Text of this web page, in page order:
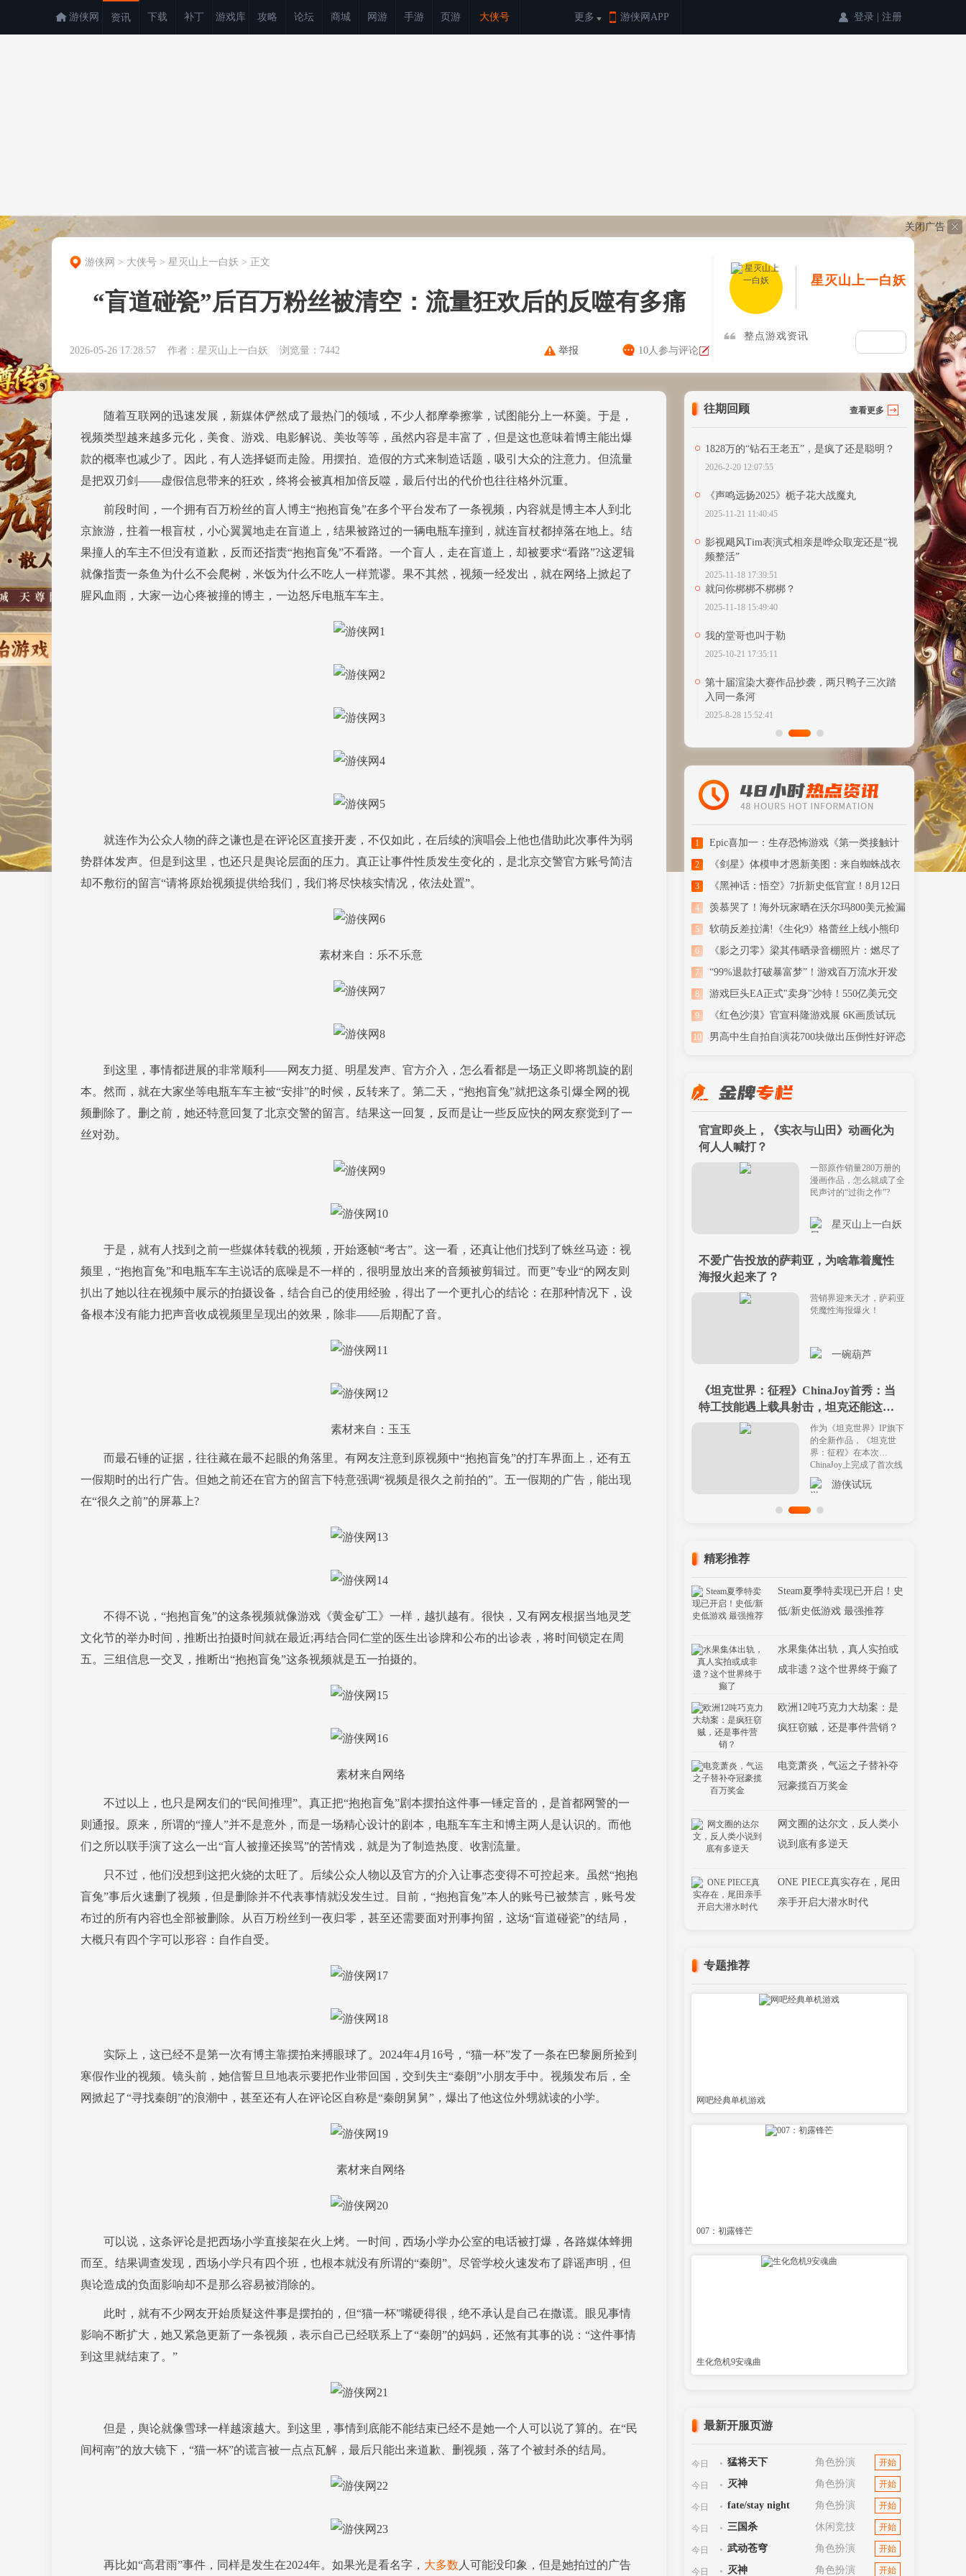
关闭广告
游侠网 资讯 下载 补丁 游戏库 攻略 论坛 商城 网游 手游 页游 大侠号 更多 游侠网APP 登录 | 注册
游侠网 > 大侠号 > 星灭山上一白妖 > 正文
“盲道碰瓷”后百万粉丝被清空：流量狂欢后的反噬有多痛
2026-05-26 17:28:57 作者：星灭山上一白妖 浏览量： 7442 10人参与评论
举报
星灭山上一白妖
整点游戏资讯
随着互联网的迅速发展，新媒体俨然成了最热门的领域，不少人都摩拳擦掌，试图能分上一杯羹。于是，
视频类型越来越多元化，美食、游戏、电影解说、美妆等等，虽然内容是丰富了，但是这也意味着博主能出爆
款的概率也减少了。因此，有人选择铤而走险。用摆拍、造假的方式来制造话题，吸引大众的注意力。但流量
是把双刃剑——虚假信息带来的狂欢，终将会被真相加倍反噬，最后付出的代价也往往格外沉重。
前段时间，一个拥有百万粉丝的盲人博主“抱抱盲兔”在多个平台发布了一条视频，内容就是博主本人到北
京旅游，拄着一根盲杖，小心翼翼地走在盲道上，结果被路过的一辆电瓶车撞到，就连盲杖都掉落在地上。结
果撞人的车主不但没有道歉，反而还指责“抱抱盲兔”不看路。一个盲人，走在盲道上，却被要求“看路”?这逻辑
就像指责一条鱼为什么不会爬树，米饭为什么不吃人一样荒谬。果不其然，视频一经发出，就在网络上掀起了
腥风血雨，大家一边心疼被撞的博主，一边怒斥电瓶车车主。
就连作为公众人物的薛之谦也是在评论区直接开麦，不仅如此，在后续的演唱会上他也借助此次事件为弱
势群体发声。但是到这里，也还只是舆论层面的压力。真正让事件性质发生变化的，是北京交警官方账号简洁
却不敷衍的留言“请将原始视频提供给我们，我们将尽快核实情况，依法处置”。
素材来自：乐不乐意
到这里，事情都进展的非常顺利——网友力挺、明星发声、官方介入，怎么看都是一场正义即将凯旋的剧
本。然而，就在大家坐等电瓶车车主被“安排”的时候，反转来了。第二天，“抱抱盲兔”就把这条引爆全网的视
频删除了。删之前，她还特意回复了北京交警的留言。结果这一回复，反而是让一些反应快的网友察觉到了一
丝对劲。
于是，就有人找到之前一些媒体转载的视频，开始逐帧“考古”。这一看，还真让他们找到了蛛丝马迹：视
频里，“抱抱盲兔”和电瓶车车主说话的底噪是不一样的，很明显放出来的音频被剪辑过。而更”专业“的网友则
扒出了她以往在视频中展示的拍摄设备，结合自己的使用经验，得出了一个更扎心的结论：在那种情况下，设
备根本没有能力把声音收成视频里呈现出的效果，除非——后期配了音。
素材来自：玉玉
而最石锤的证据，往往藏在最不起眼的角落里。有网友注意到原视频中“抱抱盲兔”的打车界面上，还有五
一假期时的出行广告。但她之前还在官方的留言下特意强调“视频是很久之前拍的”。五一假期的广告，能出现
在“很久之前”的屏幕上?
不得不说，“抱抱盲兔”的这条视频就像游戏《黄金矿工》一样，越扒越有。很快，又有网友根据当地灵芝
文化节的举办时间，推断出拍摄时间就在最近;再结合同仁堂的医生出诊牌和公布的出诊表，将时间锁定在周
五。三组信息一交叉，推断出“抱抱盲兔”这条视频就是五一拍摄的。
素材来自网络
不过以上，也只是网友们的“民间推理”。真正把“抱抱盲兔”剧本摆拍这件事一锤定音的，是首都网警的一
则通报。原来，所谓的“撞人”并不是意外，而是一场精心设计的剧本，电瓶车车主和博主两人是认识的。而他
们之所以联手演了这么一出“盲人被撞还挨骂”的苦情戏，就是为了制造热度、收割流量。
只不过，他们没想到这把火烧的太旺了。后续公众人物以及官方的介入让事态变得不可控起来。虽然“抱抱
盲兔”事后火速删了视频，但是删除并不代表事情就没发生过。目前，“抱抱盲兔”本人的账号已被禁言，账号发
布过的所有内容也全部被删除。从百万粉丝到一夜归零，甚至还需要面对刑事拘留，这场“盲道碰瓷”的结局，
大概只有四个字可以形容：自作自受。
实际上，这已经不是第一次有博主靠摆拍来搏眼球了。2024年4月16号，“猫一杯”发了一条在巴黎厕所捡到
寒假作业的视频。镜头前，她信誓旦旦地表示要把作业带回国，交到失主“秦朗”小朋友手中。视频发布后，全
网掀起了“寻找秦朗”的浪潮中，甚至还有人在评论区自称是“秦朗舅舅”，爆出了他这位外甥就读的小学。
素材来自网络
可以说，这条评论是把西场小学直接架在火上烤。一时间，西场小学办公室的电话被打爆，各路媒体蜂拥
而至。结果调查发现，西场小学只有四个班，也根本就没有所谓的“秦朗”。尽管学校火速发布了辟谣声明，但
舆论造成的负面影响却不是那么容易被消除的。
此时，就有不少网友开始质疑这件事是摆拍的，但“猫一杯”嘴硬得很，绝不承认是自己在撒谎。眼见事情
影响不断扩大，她又紧急更新了一条视频，表示自己已经联系上了“秦朗”的妈妈，还煞有其事的说：“这件事情
到这里就结束了。”
但是，舆论就像雪球一样越滚越大。到这里，事情到底能不能结束已经不是她一个人可以说了算的。在“民
间柯南”的放大镜下，“猫一杯”的谎言被一点点瓦解，最后只能出来道歉、删视频，落了个被封杀的结局。
再比如“高君雨”事件，同样是发生在2024年。如果光是看名字， 大多数 人可能没印象，但是她拍过的广告
往期回顾 查看更多
1828万的“钻石王老五”，是疯了还是聪明？
2026-2-20 12:07:55
《声鸣远扬2025》栀子花大战魔丸
2025-11-21 11:40:45
影视飓风Tim表演式相亲是哗众取宠还是“视
频整活”
2025-11-18 17:39:51
就问你梆梆不梆梆？
2025-11-18 15:49:40
我的堂哥也叫于勒
2025-10-21 17:35:11
第十届渲染大赛作品抄袭，两只鸭子三次踏
入同一条河
2025-8-28 15:52:41
1
Epic喜加一：生存恐怖游戏《第一类接触计
划》免费领!
2
《剑星》体模申才恩新美图：来自蜘蛛战衣
的致命诱惑！
3
《黑神话：悟空》7折新史低官宣！8月12日
全平台开启
4
羡慕哭了！海外玩家晒在沃尔玛800美元捡漏
的整机！
5
软萌反差拉满!《生化9》格蕾丝上线小熊印
花睡衣MOD
6
《影之刃零》梁其伟晒录音棚照片：燃尽了
但是完成了
7
“99%退款打破暴富梦”！游戏百万流水开发
者仅赚两千
8
游戏巨头EA正式"卖身"沙特！550亿美元交
易今日达成
9
《红色沙漠》官宣科隆游戏展 6K画质试玩
+限定周边
10
男高中生自拍自演花700块做出压倒性好评恋
官宣即炎上，《实衣与山田》动画化为
何人人喊打？
一部原作销量280万册的
漫画作品，怎么就成了全
民声讨的“过街之作”?
星灭山上一白妖
不爱广告投放的萨莉亚，为啥靠着魔性
海报火起来了？
营销界迎来天才，萨莉亚
凭魔性海报爆火！
一碗葫芦
《坦克世界：征程》ChinaJoy首秀：当
特工技能遇上载具射击，坦克还能这么
作为《坦克世界》IP旗下
的全新作品，《坦克世
界：征程》在本次
ChinaJoy上完成了首次线
下公开亮相。
游侠试玩
精彩推荐
Steam夏季特卖现已开启！史
低/新史低游戏 最强推荐
水果集体出轨，真人实拍或
成非遗？这个世界终于癫了
欧洲12吨巧克力大劫案：是
疯狂窃贼，还是事件营销？
电竞萧炎，气运之子替补夺
冠豪揽百万奖金
网文圈的达尔文，反人类小
说到底有多逆天
ONE PIECE真实存在，尾田
亲手开启大潜水时代
专题推荐
网吧经典单机游戏
007：初露锋芒
生化危机9安魂曲
最新开服页游
今日 猛将天下 角色扮演 开始
今日 灭神 角色扮演 开始
今日 fate/stay night 角色扮演 开始
今日 三国杀 休闲竞技 开始
今日 武动苍穹 角色扮演 开始
今日 灭神 角色扮演 开始